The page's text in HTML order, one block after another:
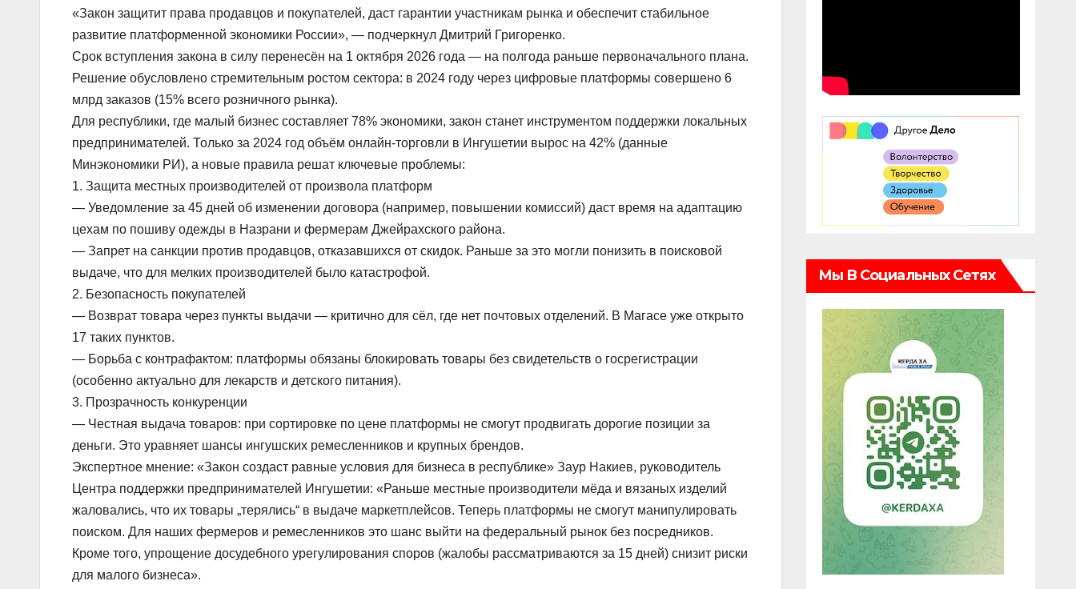
«Закон защитит права продавцов и покупателей, даст гарантии участникам рынка и обеспечит стабильное
развитие платформенной экономики России», — подчеркнул Дмитрий Григоренко.
Срок вступления закона в силу перенесён на 1 октября 2026 года — на полгода раньше первоначального плана.
Решение обусловлено стремительным ростом сектора: в 2024 году через цифровые платформы совершено 6
млрд заказов (15% всего розничного рынка).
Для республики, где малый бизнес составляет 78% экономики, закон станет инструментом поддержки локальных
предпринимателей. Только за 2024 год объём онлайн-торговли в Ингушетии вырос на 42% (данные
Минэкономики РИ), а новые правила решат ключевые проблемы:
1. Защита местных производителей от произвола платформ
— Уведомление за 45 дней об изменении договора (например, повышении комиссий) даст время на адаптацию
цехам по пошиву одежды в Назрани и фермерам Джейрахского района.
— Запрет на санкции против продавцов, отказавшихся от скидок. Раньше за это могли понизить в поисковой
выдаче, что для мелких производителей было катастрофой.
2. Безопасность покупателей
— Возврат товара через пункты выдачи — критично для сёл, где нет почтовых отделений. В Магасе уже открыто
17 таких пунктов.
— Борьба с контрафактом: платформы обязаны блокировать товары без свидетельств о госрегистрации
(особенно актуально для лекарств и детского питания).
3. Прозрачность конкуренции
— Честная выдача товаров: при сортировке по цене платформы не смогут продвигать дорогие позиции за
деньги. Это уравняет шансы ингушских ремесленников и крупных брендов.
Экспертное мнение: «Закон создаст равные условия для бизнеса в республике» Заур Накиев, руководитель
Центра поддержки предпринимателей Ингушетии: «Раньше местные производители мёда и вязаных изделий
жаловались, что их товары „терялись“ в выдаче маркетплейсов. Теперь платформы не смогут манипулировать
поиском. Для наших фермеров и ремесленников это шанс выйти на федеральный рынок без посредников.
Кроме того, упрощение досудебного урегулирования споров (жалобы рассматриваются за 15 дней) снизит риски
для малого бизнеса».
Мы В Социальных Сетях